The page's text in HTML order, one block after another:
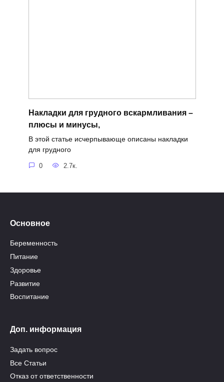
Накладки для грудного вскармливания –
плюсы и минусы,
В этой статье исчерпывающе описаны накладки
для грудного
0 2.7к.
Основное
Беременность
Питание
Здоровье
Развитие
Воспитание
Доп. информация
Задать вопрос
Все Статьи
Отказ от ответственности